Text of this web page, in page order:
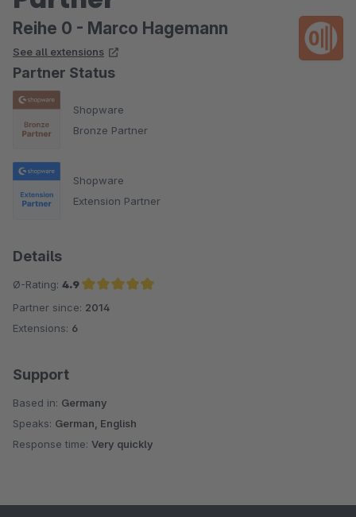
Reihe 0 - Marco Hagemann
See all extensions
Partner Status
Shopware
Bronze Partner
Shopware
Extension Partner
Details
Ø-Rating: 4.9
Average rating of 4.9 out of 5 stars
Partner since: 2014
Extensions: 6
Support
Based in: Germany
Speaks: German, English
Response time: Very quickly